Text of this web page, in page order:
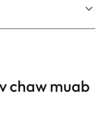
chaw muab